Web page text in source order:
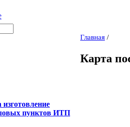
пунктов ИТП
Главная /
Карта